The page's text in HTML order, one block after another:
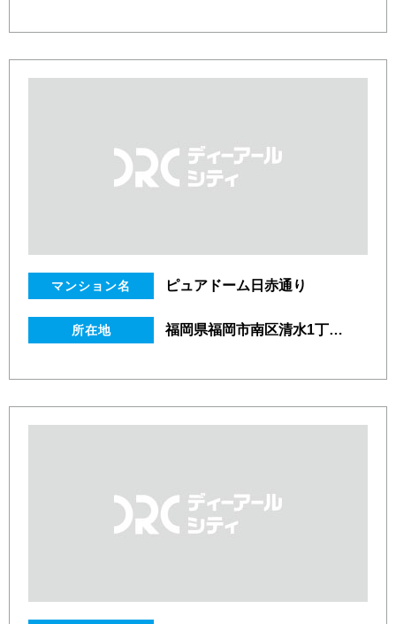
マンション名 ピュアドーム日赤通り
所在地 福岡県福岡市南区清水1丁目8番55号